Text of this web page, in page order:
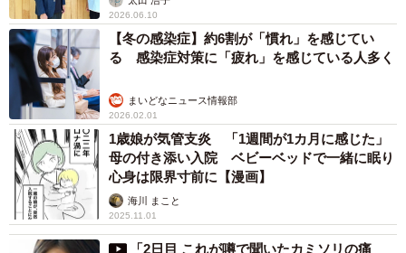
ちなみに、顔面マスクの写真ですが「おばあちゃんはス
マホを持っていないので、写真は送っていません」とのこ
と。代わりに電話で「大きすぎて目まで隠れた」と伝えた
ところ「あら？そお？大きかった？ でも、普通のマスク
よりもしっかり予防出来るから良いじゃない？」と笑いな
がら話していたそうです。
多くの共感を呼んだことに「本当に、おばあちゃんの愛
情の大きさがマスクにも表れちゃったんだなと思いました
2026.06.10
【冬の感染症】約6割が「慣れ」を感じてい
る 感染症対策に「疲れ」を感じている人多く
まいどなニュース情報部
2026.02.01
1歳娘が気管支炎 「1週間が1カ月に感じた」
母の付き添い入院 ベビーベッドで一緒に眠り
心身は限界寸前に【漫画】
海川 まこと
2025.11.01
「2日目 これが噂で聞いたカミソリの痛